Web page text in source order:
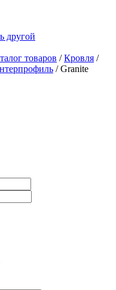
другой
товаров / Кровля /
/Granite